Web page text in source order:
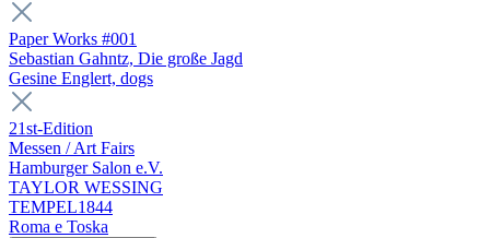
Paper Works #001
Sebastian Gahntz, Die große Jagd
Gesine Englert, dogs
21st-Edition
Messen / Art Fairs
Hamburger Salon e.V.
TAYLOR WESSING
TEMPEL1844
Roma e Toska